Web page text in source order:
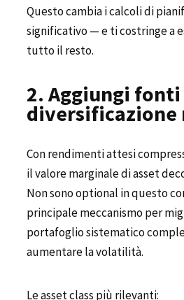
Questo cambia i calcoli di
significativo — e ti costringe a
tutto il resto.
2. Aggiungi
diversificazione
Con rendimenti attesi
il valore marginale di asset
Non sono optional in questo
principale meccanismo per
portafoglio sistematico
aumentare la volatilità.
Le asset class più rilevanti: